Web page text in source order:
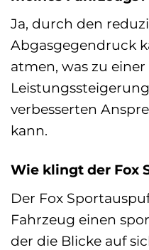
Ja, durch den
Abgasgegendruck
atmen, was zu
verbesserten
kann.
Wie klingt der Fox
Der Fox
Fahrzeug einen
der die Blicke auf